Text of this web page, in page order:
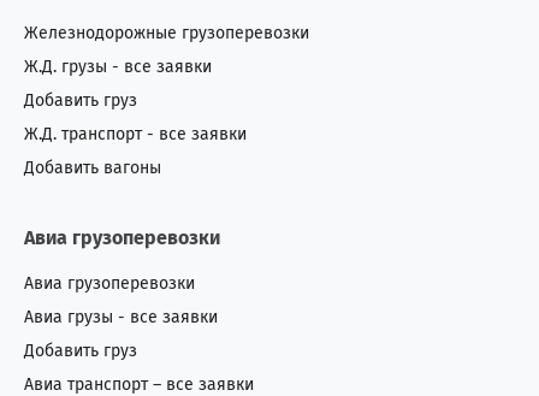
Железнодорожные грузоперевозки
Ж.Д. грузы - все заявки
Добавить груз
Ж.Д. транспорт - все заявки
Добавить вагоны
Авиа грузоперевозки
Авиа грузоперевозки
Авиа грузы - все заявки
Добавить груз
Авиа транспорт – все заявки